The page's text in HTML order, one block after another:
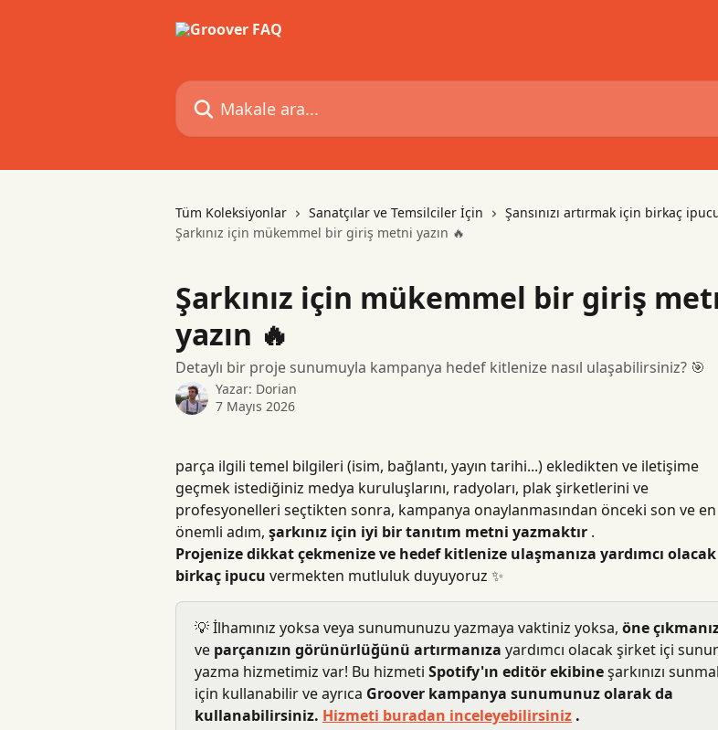
Makale ara...
Tüm Koleksiyonlar Sanatçılar ve Temsilciler İçin
Şansınızı artırmak için birkaç
Şarkınız için mükemmel bir giriş metni yazın 🔥
Şarkınız için mükemmel bir giriş
yazın 🔥
Detaylı bir proje sunumuyla kampanya hedef kitlenize nasıl ulaşabilirsiniz? 🎯
Yazar: Dorian
7 Mayıs 2026
parça ilgili temel bilgileri (isim, bağlantı, yayın tarihi...) ekledikten ve iletişime
geçmek istediğiniz medya kuruluşlarını, radyoları, plak şirketlerini ve
profesyonelleri seçtikten sonra, kampanya onaylanmasından önceki son ve en
önemli adım, şarkınız için iyi bir tanıtım metni yazmaktır .
Projenize dikkat çekmenize ve hedef kitlenize ulaşmanıza yardımcı olacak
birkaç ipucu vermekten mutluluk duyuyoruz ✨
💡 İlhamınız yoksa veya sunumunuzu yazmaya vaktiniz yoksa, öne
ve parçanızın görünürlüğünü artırmanıza yardımcı olacak şirket içi
yazma hizmetimiz var! Bu hizmeti Spotify'ın editör ekibine şarkınızı
için kullanabilir ve ayrıca Groover kampanya sunumunuz olarak da
kullanabilirsiniz. Hizmeti buradan inceleyebilirsiniz .